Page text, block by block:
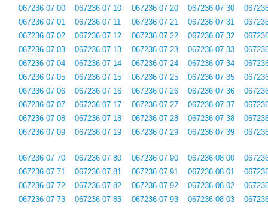
067236 07 00
067236 07 01
067236 07 02
067236 07 03
067236 07 04
067236 07 05
067236 07 06
067236 07 07
067236 07 08
067236 07 09
067236 07 10
067236 07 11
067236 07 12
067236 07 13
067236 07 14
067236 07 15
067236 07 16
067236 07 17
067236 07 18
067236 07 19
067236 07 20
067236 07 21
067236 07 22
067236 07 23
067236 07 24
067236 07 25
067236 07 26
067236 07 27
067236 07 28
067236 07 29
067236 07 30
067236 07 31
067236 07 32
067236 07 33
067236 07 34
067236 07 35
067236 07 36
067236 07 37
067236 07 38
067236 07 39
067236 07 70
067236 07 71
067236 07 72
067236 07 73
067236 07 80
067236 07 81
067236 07 82
067236 07 83
067236 07 90
067236 07 91
067236 07 92
067236 07 93
067236 08 00
067236 08 01
067236 08 02
067236 08 03